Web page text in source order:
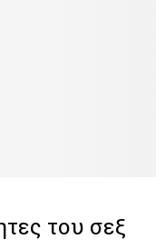
του σεξ